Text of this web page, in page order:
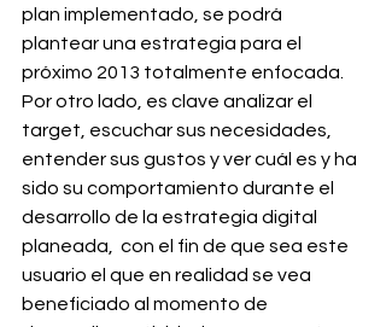
plan implementado, se podrá
plantear una estrategia para el
próximo 2013 totalmente enfocada.
Por otro lado, es clave analizar el
target, escuchar sus necesidades,
entender sus gustos y ver cuál es y ha
sido su comportamiento durante el
desarrollo de la estrategia digital
planeada,  con el fin de que sea este
usuario el que en realidad se vea
beneficiado al momento de